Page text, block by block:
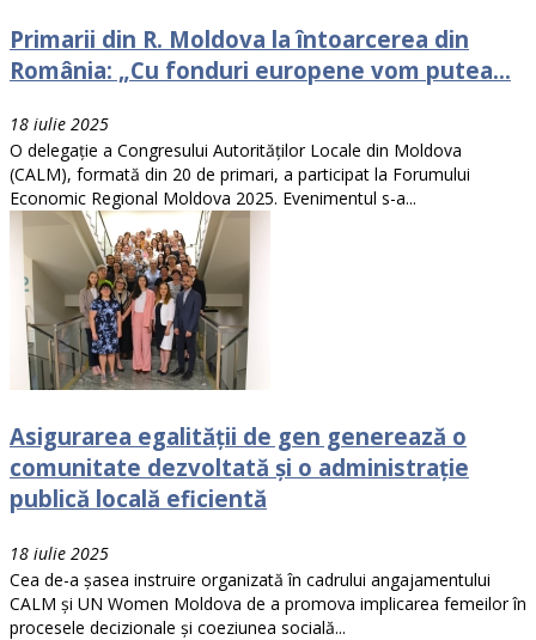
Primarii din R. Moldova la întoarcerea din
România: „Cu fonduri europene vom putea...
18 iulie 2025
O delegație a Congresului Autorităților Locale din Moldova
(CALM), formată din 20 de primari, a participat la Forumului
Economic Regional Moldova 2025. Evenimentul s-a...
Asigurarea egalității de gen generează o
comunitate dezvoltată și o administrație
publică locală eficientă
18 iulie 2025
Cea de-a șasea instruire organizată în cadrului angajamentului
CALM și UN Women Moldova de a promova implicarea femeilor în
procesele decizionale și coeziunea socială...